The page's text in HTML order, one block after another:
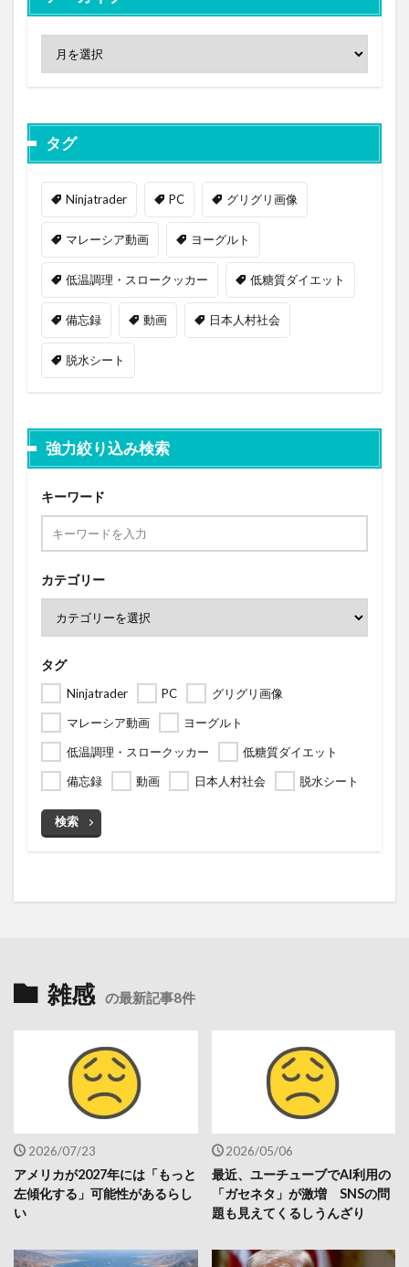
タグ
Ninjatrader PC グリグリ画像
マレーシア動画 ヨーグルト
低温調理・スロークッカー 低糖質ダイエット
備忘録 動画 日本人村社会
脱水シート
強力絞り込み検索
キーワード
カテゴリー
タグ
Ninjatrader PC
グリグリ画像
マレーシア動画
ヨーグルト
低温調理・スロークッカー
低糖質ダイエット
備忘録
動画 日本人村社会 脱水シート
検索
雑感 の最新記事8件
2026/07/23
アメリカが2027年には「もっと
左傾化する」可能性があるらし
い
2026/05/06
最近、ユーチューブでAI利用の
「ガセネタ」が激増 SNSの問
題も見えてくるしうんざり